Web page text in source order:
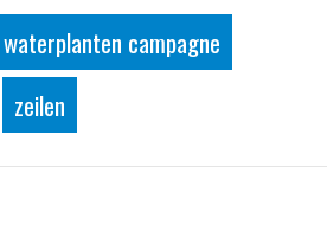
waterplanten campagne
zeilen